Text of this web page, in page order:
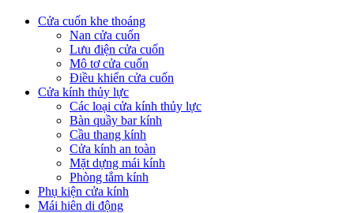
Cửa cuốn khe thoáng
Nan cửa cuốn
Lưu điện cửa cuốn
Mô tơ cửa cuốn
Điều khiển cửa cuốn
Cửa kính thủy lực
Các loại cửa kính thủy lực
Bàn quầy bar kính
Cầu thang kính
Cửa kính an toàn
Mặt dựng mái kính
Phòng tắm kính
Phụ kiện cửa kính
Mái hiên di động